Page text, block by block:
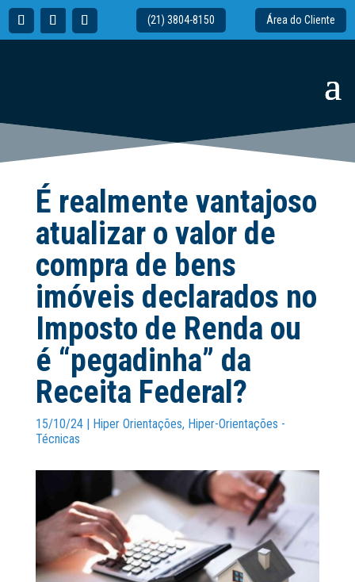
(21) 3804-8150 Área do Cliente
É realmente vantajoso
atualizar o valor de
compra de bens
imóveis declarados no
Imposto de Renda ou
é “pegadinha” da
Receita Federal?
15/10/24| Hiper Orientações, Hiper-Orientações -
Técnicas